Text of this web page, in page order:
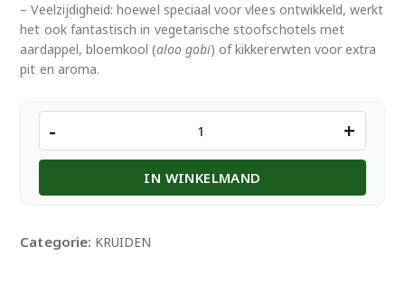
– Veelzijdigheid: hoewel speciaal voor vlees ontwikkeld, werkt
het ook fantastisch in vegetarische stoofschotels met
aardappel, bloemkool (aloo gobi) of kikkererwten voor extra
pit en aroma.
Meat
Masala
- +
IN WINKELMAND
Categorie: KRUIDEN